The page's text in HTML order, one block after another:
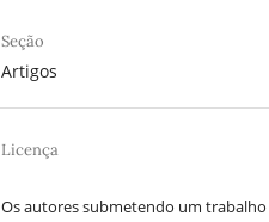
Seção
Artigos
Licença
Os autores submetendo um trabalho